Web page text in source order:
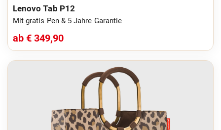
Lenovo Tab P12
Mit gratis Pen & 5 Jahre Garantie
ab € 349,90